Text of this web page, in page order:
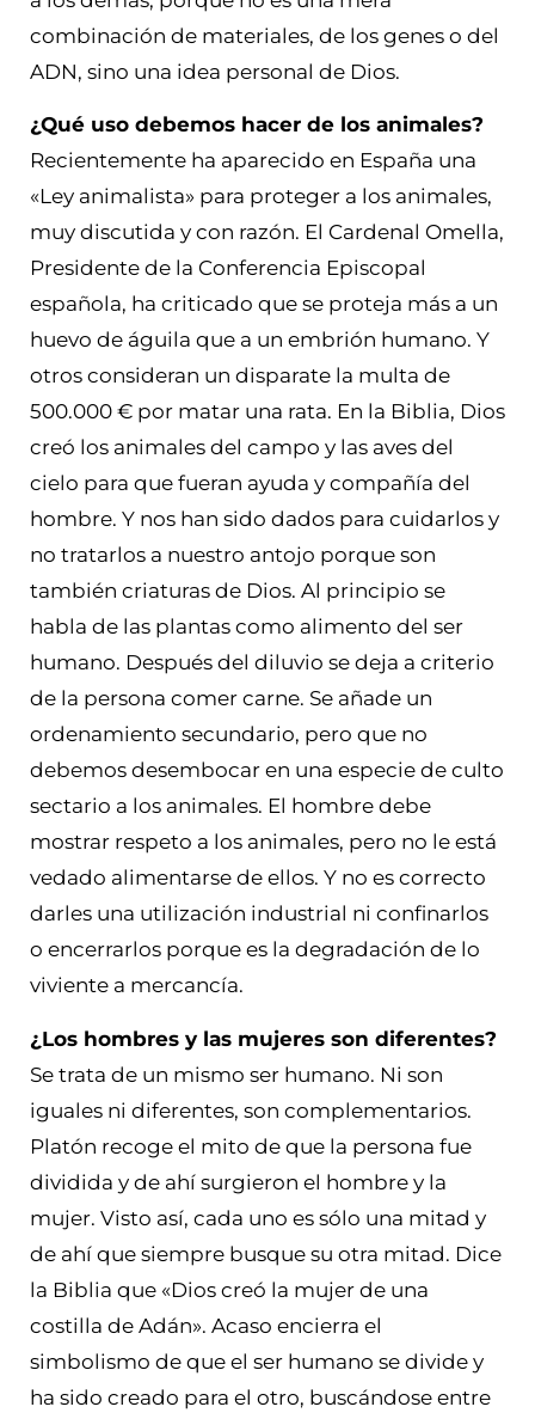
combinación de materiales, de los genes o del
ADN, sino una idea personal de Dios.
¿Qué uso debemos hacer de los animales?
Recientemente ha aparecido en España una
«Ley animalista» para proteger a los animales,
muy discutida y con razón. El Cardenal Omella,
Presidente de la Conferencia Episcopal
española, ha criticado que se proteja más a un
huevo de águila que a un embrión humano. Y
otros consideran un disparate la multa de
500.000 € por matar una rata. En la Biblia, Dios
creó los animales del campo y las aves del
cielo para que fueran ayuda y compañía del
hombre. Y nos han sido dados para cuidarlos y
no tratarlos a nuestro antojo porque son
también criaturas de Dios. Al principio se
habla de las plantas como alimento del ser
humano. Después del diluvio se deja a criterio
de la persona comer carne. Se añade un
ordenamiento secundario, pero que no
debemos desembocar en una especie de culto
sectario a los animales. El hombre debe
mostrar respeto a los animales, pero no le está
vedado alimentarse de ellos. Y no es correcto
darles una utilización industrial ni confinarlos
o encerrarlos porque es la degradación de lo
viviente a mercancía.
¿Los hombres y las mujeres son diferentes?
Se trata de un mismo ser humano. Ni son
iguales ni diferentes, son complementarios.
Platón recoge el mito de que la persona fue
dividida y de ahí surgieron el hombre y la
mujer. Visto así, cada uno es sólo una mitad y
de ahí que siempre busque su otra mitad. Dice
la Biblia que «Dios creó la mujer de una
costilla de Adán». Acaso encierra el
simbolismo de que el ser humano se divide y
ha sido creado para el otro, buscándose entre